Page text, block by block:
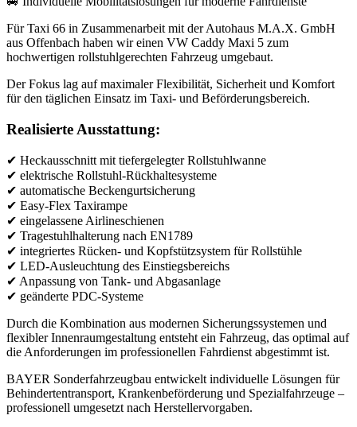
Für Taxi 66 in Zusammenarbeit mit der Autohaus M.A.X. GmbH
aus Offenbach haben wir einen VW Caddy Maxi 5 zum
hochwertigen rollstuhlgerechten Fahrzeug umgebaut.
Der Fokus lag auf maximaler Flexibilität, Sicherheit und Komfort
für den täglichen Einsatz im Taxi- und Beförderungsbereich.
Realisierte Ausstattung:
✔ Heckausschnitt mit tiefergelegter Rollstuhlwanne
✔ elektrische Rollstuhl-Rückhaltesysteme
✔ automatische Beckengurtsicherung
✔ Easy-Flex Taxirampe
✔ eingelassene Airlineschienen
✔ Tragestuhlhalterung nach EN1789
✔ integriertes Rücken- und Kopfstützsystem für Rollstühle
✔ LED-Ausleuchtung des Einstiegsbereichs
✔ Anpassung von Tank- und Abgasanlage
✔ geänderte PDC-Systeme
Durch die Kombination aus modernen Sicherungssystemen und
flexibler Innenraumgestaltung entsteht ein Fahrzeug, das optimal auf
die Anforderungen im professionellen Fahrdienst abgestimmt ist.
BAYER Sonderfahrzeugbau entwickelt individuelle Lösungen für
Behindertentransport, Krankenbeförderung und Spezialfahrzeuge –
professionell umgesetzt nach Herstellervorgaben.